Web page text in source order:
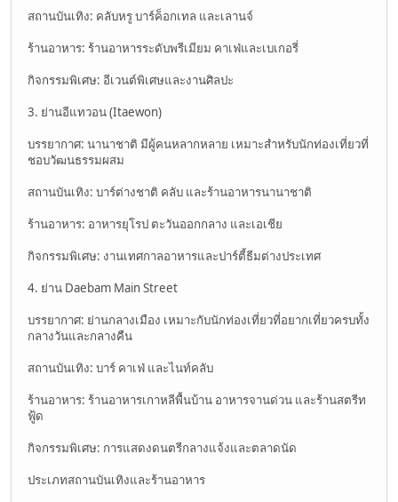
สถานบันเทิง: คลับหรู บาร์ค็อกเทล และเลานจ์
ร้านอาหาร: ร้านอาหารระดับพรีเมียม คาเฟ่และเบเกอรี่
กิจกรรมพิเศษ: อีเวนต์พิเศษและงานศิลปะ
3. ย่านอีแทวอน (Itaewon)
บรรยากาศ: นานาชาติ มีผู้คนหลากหลาย เหมาะสำหรับนักท่องเที่ยวที่
ชอบวัฒนธรรมผสม
สถานบันเทิง: บาร์ต่างชาติ คลับ และร้านอาหารนานาชาติ
ร้านอาหาร: อาหารยุโรป ตะวันออกกลาง และเอเชีย
กิจกรรมพิเศษ: งานเทศกาลอาหารและปาร์ตี้ธีมต่างประเทศ
4. ย่าน Daebam Main Street
บรรยากาศ: ย่านกลางเมือง เหมาะกับนักท่องเที่ยวที่อยากเที่ยวครบทั้ง
กลางวันและกลางคืน
สถานบันเทิง: บาร์ คาเฟ่ และไนท์คลับ
ร้านอาหาร: ร้านอาหารเกาหลีพื้นบ้าน อาหารจานด่วน และร้านสตรีท
ฟู้ด
กิจกรรมพิเศษ: การแสดงดนตรีกลางแจ้งและตลาดนัด
ประเภทสถานบันเทิงและร้านอาหาร